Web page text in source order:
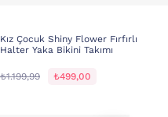
Kız Çocuk Shiny Flower Fırfırlı
Halter Yaka Bikini Takımı
₺1.199,99 ₺499,00